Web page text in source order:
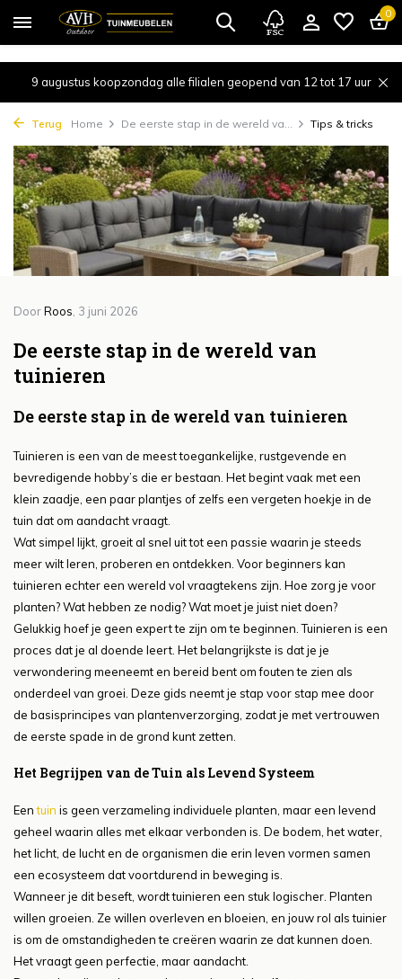
{!!% include 'snippets/cta.rain' %!!} 0
9 augustus koopzondag alle filialen geopend van 12 tot 17 uur
Terug Home De eerste stap in de wereld va... Tips & tricks
DoorRoos , 3 juni 2026
De eerste stap in de wereld van
tuinieren
De eerste stap in de wereld van tuinieren
Tuinieren is een van de meest toegankelijke, rustgevende en
bevredigende hobby’s die er bestaan. Het begint vaak met een
klein zaadje, een paar plantjes of zelfs een vergeten hoekje in de
tuin dat om aandacht vraagt.
Wat simpel lijkt, groeit al snel uit tot een passie waarin je steeds
meer wilt leren, proberen en ontdekken. Voor beginners kan
tuinieren echter een wereld vol vraagtekens zijn. Hoe zorg je voor
planten? Wat hebben ze nodig? Wat moet je juist niet doen?
Gelukkig hoef je geen expert te zijn om te beginnen. Tuinieren is een
proces dat je al doende leert. Het belangrijkste is dat je je
verwondering meeneemt en bereid bent om fouten te zien als
onderdeel van groei. Deze gids neemt je stap voor stap mee door
de basisprincipes van plantenverzorging, zodat je met vertrouwen
de eerste spade in de grond kunt zetten.
Het Begrijpen van de Tuin als Levend Systeem
Eentuin is geen verzameling individuele planten, maar een levend
geheel waarin alles met elkaar verbonden is. De bodem, het water,
het licht, de lucht en de organismen die erin leven vormen samen
een ecosysteem dat voortdurend in beweging is.
Wanneer je dit beseft, wordt tuinieren een stuk logischer. Planten
willen groeien. Ze willen overleven en bloeien, en jouw rol als tuinier
is om de omstandigheden te creëren waarin ze dat kunnen doen.
Het vraagt geen perfectie, maar aandacht.